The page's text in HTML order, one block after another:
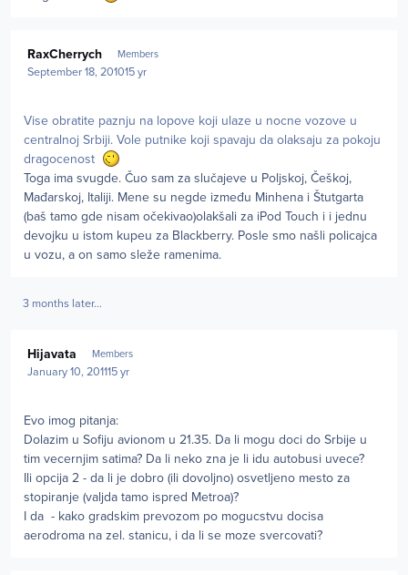
RaxCherrych Members
September 18, 201015 yr
Vise obratite paznju na lopove koji ulaze u nocne vozove u
centralnoj Srbiji. Vole putnike koji spavaju da olaksaju za pokoju
dragocenost
Toga ima svugde. Čuo sam za slučajeve u Poljskoj, Češkoj,
Mađarskoj, Italiji. Mene su negde između Minhena i Štutgarta
(baš tamo gde nisam očekivao)olakšali za iPod Touch i i jednu
devojku u istom kupeu za Blackberry. Posle smo našli policajca
u vozu, a on samo sleže ramenima.
3 months later...
Hijavata Members
January 10, 201115 yr
Evo imog pitanja:
Dolazim u Sofiju avionom u 21.35. Da li mogu doci do Srbije u
tim vecernjim satima? Da li neko zna je li idu autobusi uvece?
Ili opcija 2 - da li je dobro (ili dovoljno) osvetljeno mesto za
stopiranje (valjda tamo ispred Metroa)?
I da - kako gradskim prevozom po mogucstvu docisa
aerodroma na zel. stanicu, i da li se moze svercovati?